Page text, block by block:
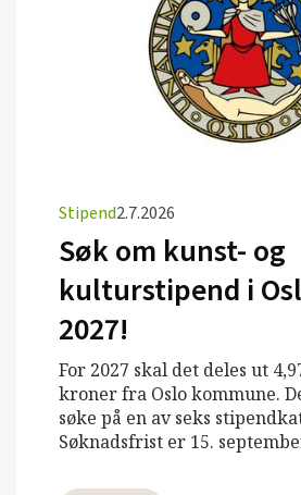
Stipend2.7.2026
Søk om kunst- og
kulturstipend i
2027!
For 2027 skal det deles ut
kroner fra Oslo kommune.
søke på en av seks
Søknadsfrist er 15.